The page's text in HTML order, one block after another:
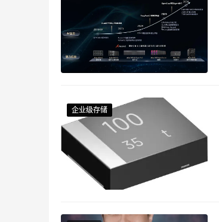
企业级存储
企业级存储
企业级存储
企业级存储